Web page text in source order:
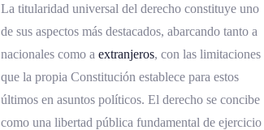
La titularidad universal del derecho constituye uno
de sus aspectos más destacados, abarcando tanto a
nacionales como a extranjeros, con las limitaciones
que la propia Constitución establece para estos
últimos en asuntos políticos. El derecho se concibe
como una libertad pública fundamental de ejercicio